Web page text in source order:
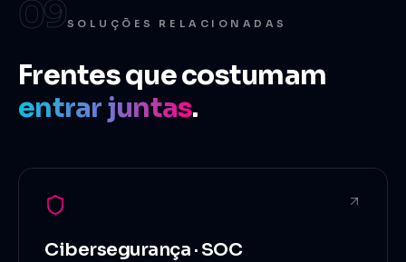
09SOLUÇÕES RELACIONADAS
Frentes que costumam
entrar juntas.
Cibersegurança · SOC